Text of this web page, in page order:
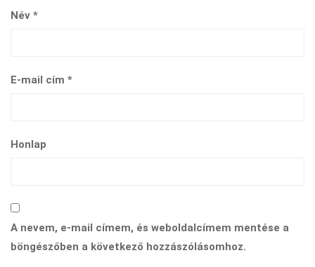
Név *
E-mail cím *
Honlap
A nevem, e-mail címem, és weboldalcímem mentése a
böngészőben a következő hozzászólásomhoz.